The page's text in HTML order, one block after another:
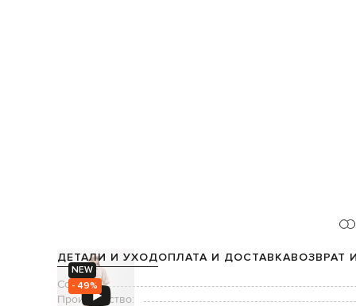
NEW
- 49%
ДЕТАЛИ И УХОДОПЛАТА И ДОСТАВКАВОЗВРАТ
Состав:
Производство: